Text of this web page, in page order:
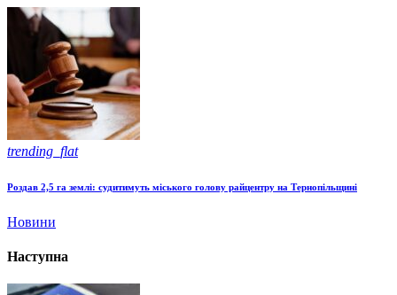
trending_flat
Роздав 2,5 га землі: судитимуть міського голову райцентру на Тернопільщині
Новини
Наступна